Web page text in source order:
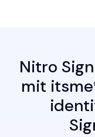
Nitro
mit